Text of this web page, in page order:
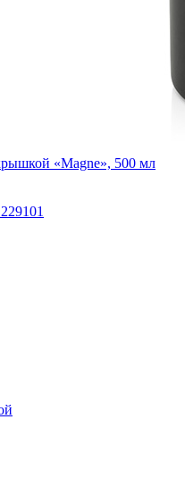
«Magne», 500 мл